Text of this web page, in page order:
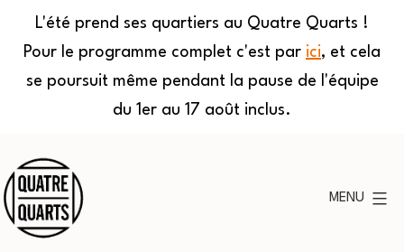
L'été prend ses quartiers au Quatre Quarts !
Pour le programme complet c'est par ici, et cela
se poursuit même pendant la pause de l'équipe
du 1er au 17 août inclus.
au
contenu
MENU